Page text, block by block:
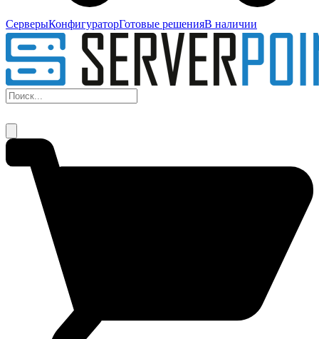
СерверыКонфигураторГотовые решенияВ наличии